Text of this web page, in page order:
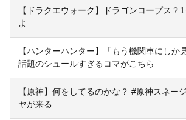
【ドラクエウォーク】ドラゴンコープス？
よ
【ハンターハンター】「もう機関車にしか
話題のシュールすぎるコマがこちら
【原神】何をしてるのかな？ #原神スネー
ヤが来る